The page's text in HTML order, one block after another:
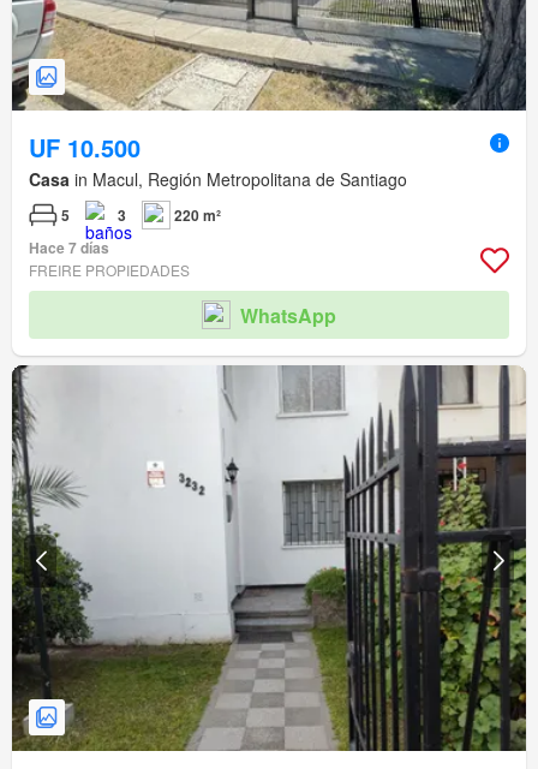
UF 10.500
Casa in Macul, Región Metropolitana de Santiago
5 3
220 m²
Hace 7 días
FREIRE PROPIEDADES
WhatsApp